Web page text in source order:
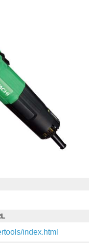
index.html